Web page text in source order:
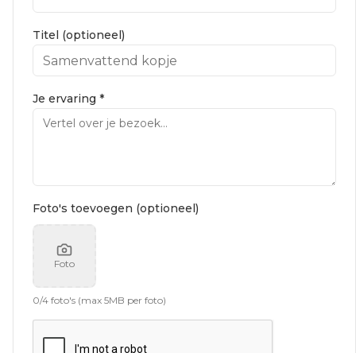
Titel (optioneel)
Je ervaring *
Foto's toevoegen (optioneel)
Foto
0/4 foto's (max 5MB per foto)